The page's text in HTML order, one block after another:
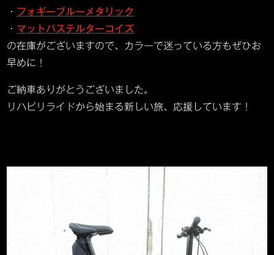
・ フォギーブルーメタリック
・ マットパステルターコイズ
の在庫がございますので、カラーで迷っている方もぜひお
早めに！
ご納車ありがとうございました。
リハビリライドから始まる新しい旅、応援しています！